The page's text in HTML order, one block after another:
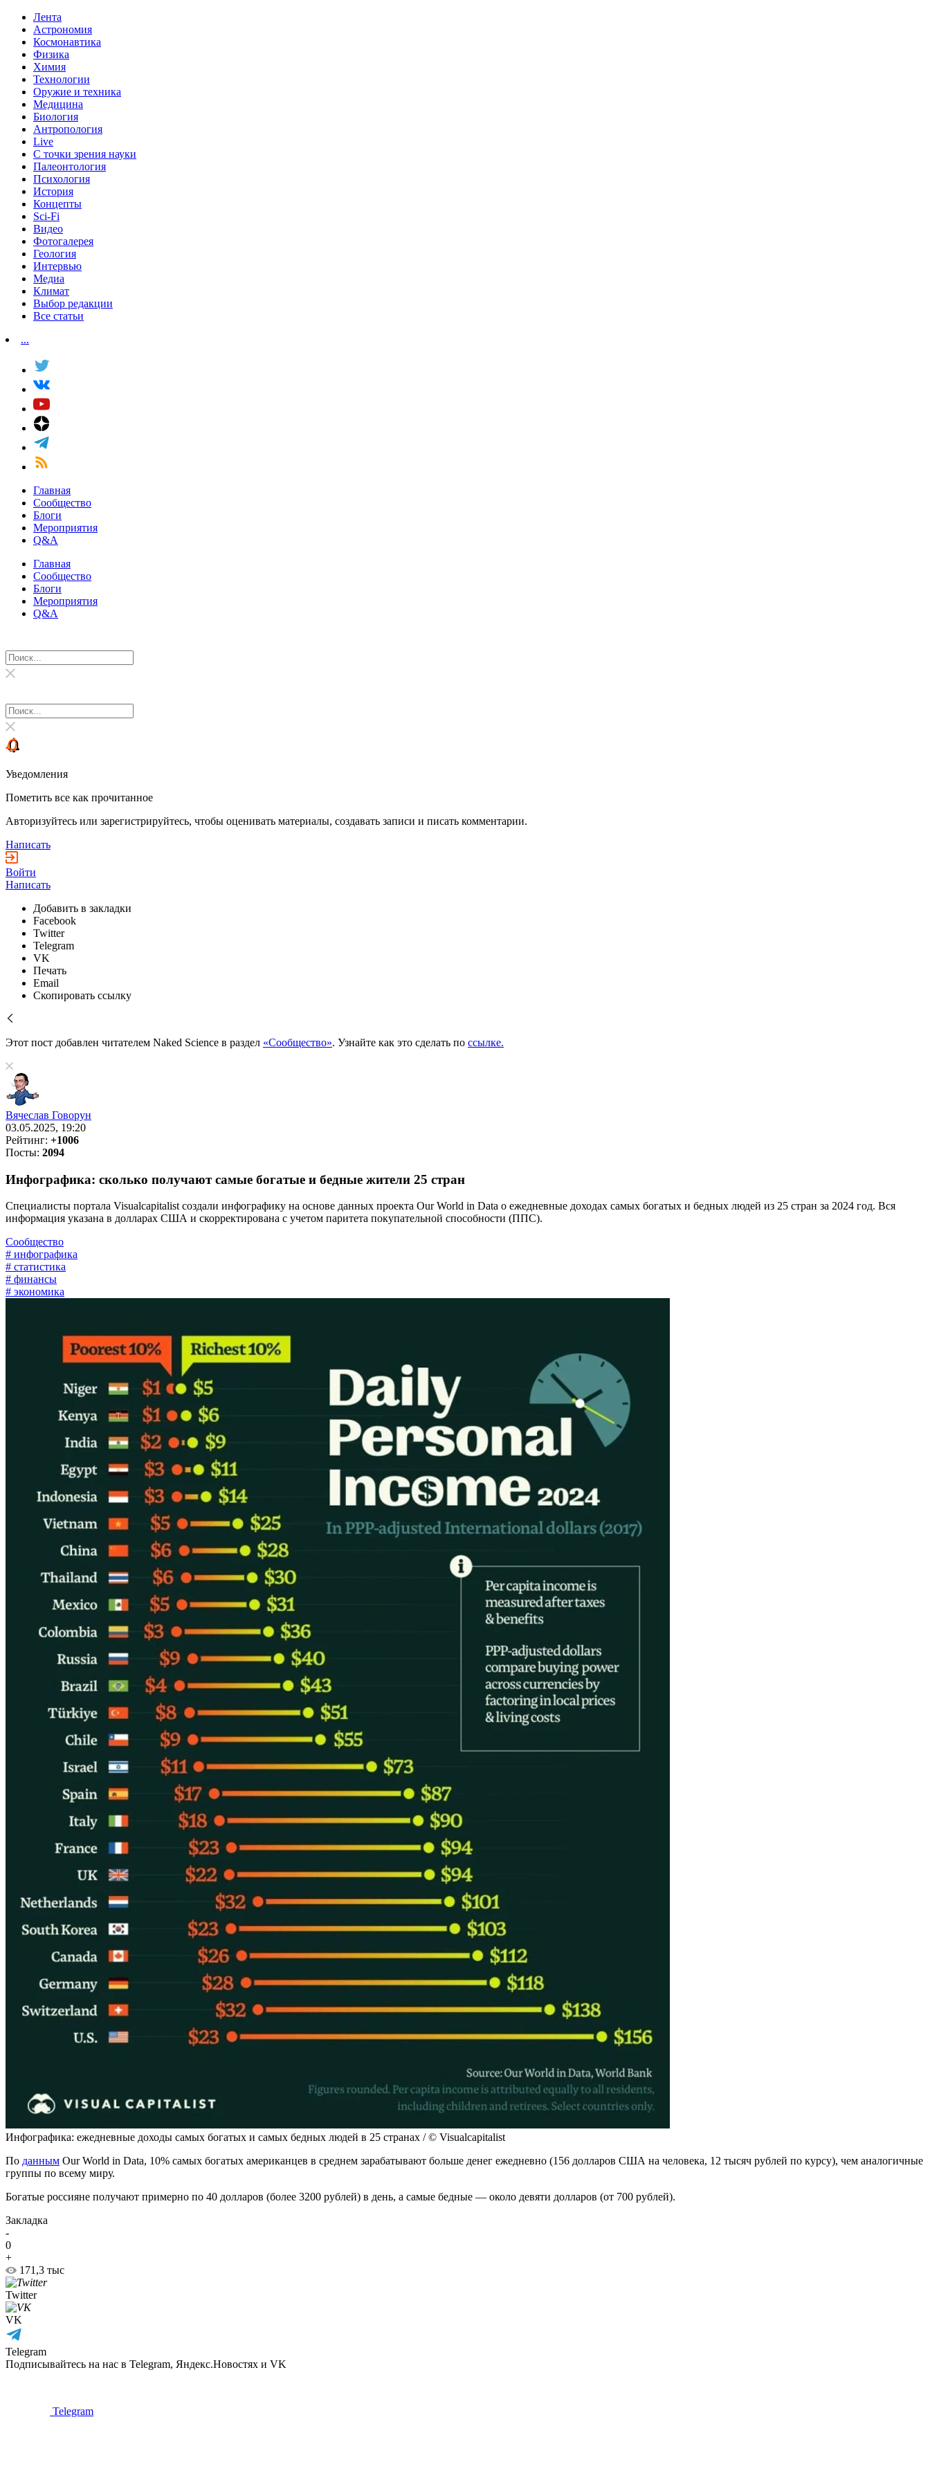
Лента
Астрономия
Космонавтика
Физика
Химия
Технологии
Оружие и техника
Медицина
Биология
Антропология
Live
С точки зрения науки
Палеонтология
Психология
История
Концепты
Sci-Fi
Видео
Фотогалерея
Геология
Интервью
Медиа
Климат
Выбор редакции
Все статьи
...
Главная
Сообщество
Блоги
Мероприятия
Q&A
Главная
Сообщество
Блоги
Мероприятия
Q&A
Уведомления
Пометить все как прочитанное
Авторизуйтесь или зарегистрируйтесь, чтобы оценивать материалы, создавать записи и писать комментарии.
Написать
Войти
Написать
Добавить в закладки
Facebook
Twitter
Telegram
VK
Печать
Email
Скопировать ссылку
Этот пост добавлен читателем Naked Science в раздел «Сообщество». Узнайте как это сделать по ссылке.
Вячеслав Говорун
03.05.2025, 19:20
Рейтинг: +1006
Посты: 2094
Инфографика: сколько получают самые богатые и бедные жители 25 стран
Специалисты портала Visualcapitalist создали инфографику на основе данных проекта Our World in Data о ежедневные доходах самых богатых и бедных людей из 25 стран за 2024 год. Вся
информация указана в долларах США и скорректирована с учетом паритета покупательной способности (ППС).
Сообщество
# инфографика
# статистика
# финансы
# экономика
Инфографика: ежедневные доходы самых богатых и самых бедных людей в 25 странах / © Visualcapitalist
По данным Our World in Data, 10% самых богатых американцев в среднем зарабатывают больше денег ежедневно (156 долларов США на человека, 12 тысяч рублей по курсу), чем аналогичные
группы по всему миру.
Богатые россияне получают примерно по 40 долларов (более 3200 рублей) в день, а самые бедные — около девяти долларов (от 700 рублей).
Закладка
-
0
+
171,3 тыс
Twitter
VK
Telegram
Подписывайтесь на нас в Telegram, Яндекс.Новостях и VK
Telegram